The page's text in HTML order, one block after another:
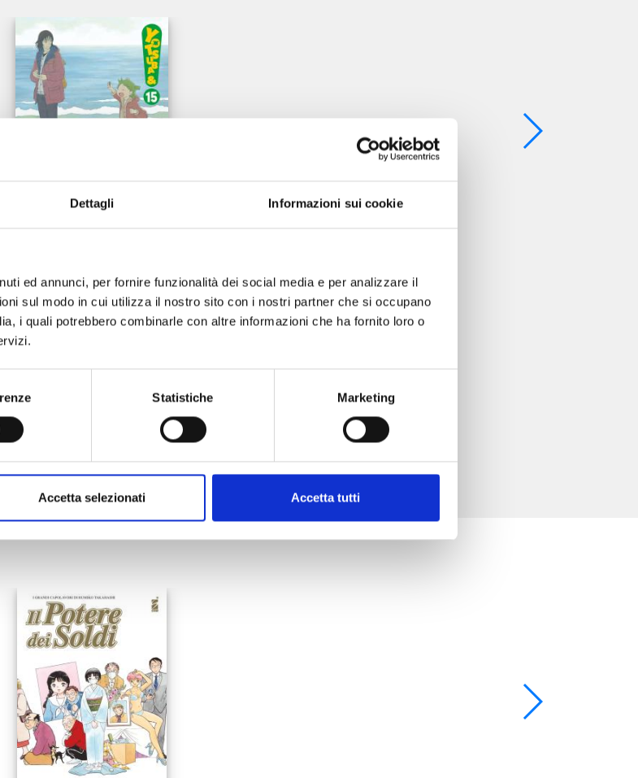
Dettagli Informazioni sui cookie
ed annunci, per fornire funzionalità dei social media e per analizzare il
sul modo in cui utilizza il nostro sito con i nostri partner che si occupano
i quali potrebbero combinarle con altre informazioni che ha fornito loro o
Statistiche Marketing
Accetta selezionati Accetta tutti
16/02/2022